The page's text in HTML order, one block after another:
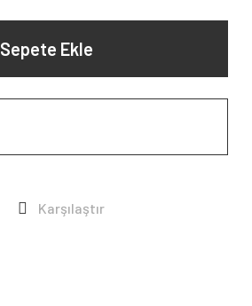
Sepete Ekle
Karşılaştır